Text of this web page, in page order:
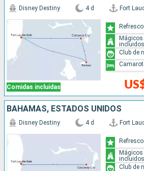
Comidas incluidas
Disney Destiny 4 d Fort
incluidos
Club de
BAHAMAS, ESTADOS UNIDOS
Disney Destiny 4 d Fort
incluidos
Club de